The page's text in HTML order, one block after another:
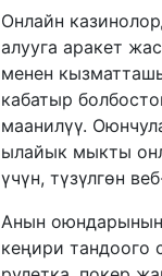
Онлайн
алууга аракет
менен
кабатыр
маанилүү.
ылайык мыкты
үчүн, түзүлгөн
Анын оюндарынын
кеңири тандоого